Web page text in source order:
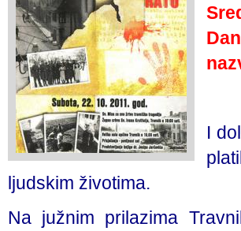
I
ljudskim životima.
Na južnim prilazima